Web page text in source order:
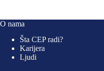
O nama
Šta CEP radi?
Karijera
Ljudi